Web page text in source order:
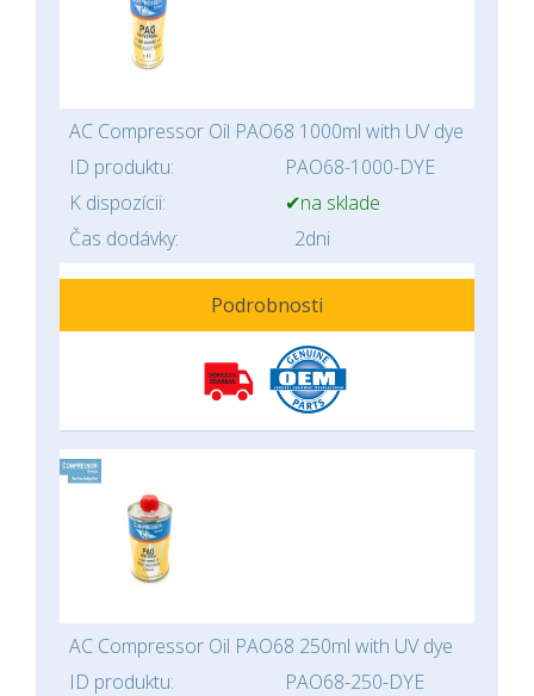
AC Compressor Oil PAO68 1000ml with UV dye
ID produktu:
PAO68-1000-DYE
K dispozícii:
✔na sklade
Čas dodávky:
2dni
Podrobnosti
AC Compressor Oil PAO68 250ml with UV dye
ID produktu:
PAO68-250-DYE